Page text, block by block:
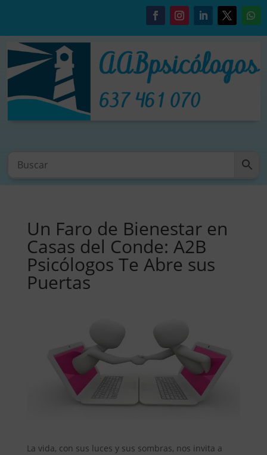
Un Faro de Bienestar en
Casas del Conde: A2B
Psicólogos Te Abre sus
Puertas
La vida, con sus luces y sus sombras, nos invita a